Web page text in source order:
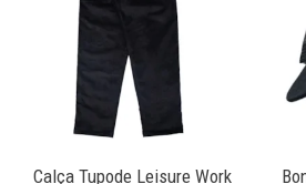
Calça Tupode Leisure Work